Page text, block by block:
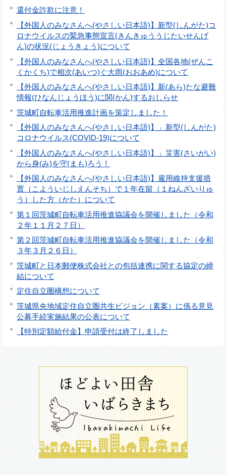
還付金詐欺に注意！
【外国人のみなさんへ(やさしい日本語)】新型(しんがた)コ
ロナウイルスの緊急事態宣言(きんきゅううじたいせんげ
ん)の状況(じょうきょう)について
【外国人のみなさんへ(やさしい日本語)】全国各地(ぜんこ
くかくち)で相次(あいつ)ぐ大雨(おおあめ)について
【外国人のみなさんへ(やさしい日本語)】新(あら)たな避難
情報(ひなんじょうほう)に関(かん)するおしらせ
茨城町自転車活用推進計画を策定しました！
【外国人のみなさんへ(やさしい日本語)】」新型(しんがた)
コロナウイルス(COVID-19)について
【外国人のみなさんへ(やさしい日本語)】」災害(さいがい)
から身(み)を守(まも)ろう！
【外国人のみなさんへ(やさしい日本語)】雇用維持支援措
置（こよういじしえんそち）で１年在留（１ねんざいりゅ
う）した方（かた）について
第１回茨城町自転車活用推進協議会を開催しました（令和
２年１１月２７日）
第２回茨城町自転車活用推進協議会を開催しました（令和
３年３月２６日）
茨城町と日本郵便株式会社との包括連携に関する協定の締
結について
定住自立圏構想について
茨城県央地域定住自立圏共生ビジョン（素案）に係る意見
公募手続実施結果の公表について
【特別定額給付金】申請受付は終了しました